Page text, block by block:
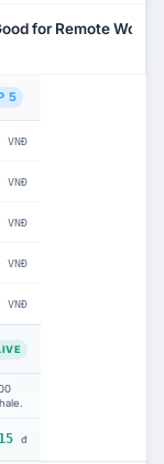
for Remote Work?
5
VNĐ
VNĐ
VNĐ
VNĐ
VNĐ
đ